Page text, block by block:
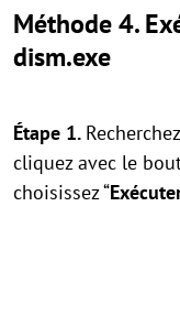
Méthode 4.
dism.exe
Étape 1. Recherchez
cliquez avec le
choisissez “